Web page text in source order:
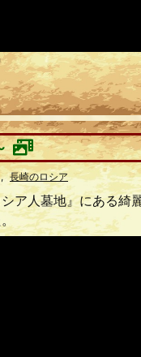
, 長崎のロシア
ア人墓地』にある